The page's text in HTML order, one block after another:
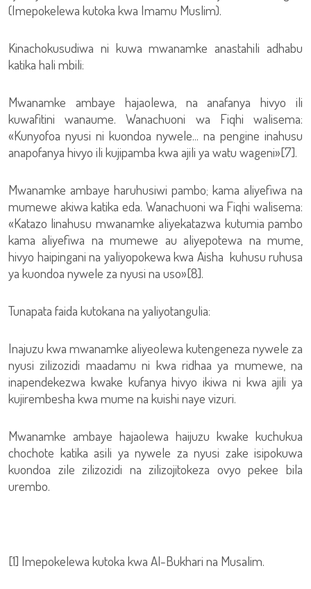
(Imepokelewa kutoka kwa Imamu Muslim).
Kinachokusudiwa ni kuwa mwanamke anastahili adhabu
katika hali mbili:
Mwanamke ambaye hajaolewa, na anafanya hivyo ili
kuwafitini wanaume. Wanachuoni wa Fiqhi walisema:
«Kunyofoa nyusi ni kuondoa nywele... na pengine inahusu
anapofanya hivyo ili kujipamba kwa ajili ya watu wageni»[7].
Mwanamke ambaye haruhusiwi pambo; kama aliyefiwa na
mumewe akiwa katika eda. Wanachuoni wa Fiqhi walisema:
«Katazo linahusu mwanamke aliyekatazwa kutumia pambo
kama aliyefiwa na mumewe au aliyepotewa na mume,
hivyo haipingani na yaliyopokewa kwa Aisha kuhusu ruhusa
ya kuondoa nywele za nyusi na uso»[8].
Tunapata faida kutokana na yaliyotangulia:
Inajuzu kwa mwanamke aliyeolewa kutengeneza nywele za
nyusi zilizozidi maadamu ni kwa ridhaa ya mumewe, na
inapendekezwa kwake kufanya hivyo ikiwa ni kwa ajili ya
kujirembesha kwa mume na kuishi naye vizuri.
Mwanamke ambaye hajaolewa haijuzu kwake kuchukua
chochote katika asili ya nywele za nyusi zake isipokuwa
kuondoa zile zilizozidi na zilizojitokeza ovyo pekee bila
urembo.
[1] Imepokelewa kutoka kwa Al-Bukhari na Musalim.